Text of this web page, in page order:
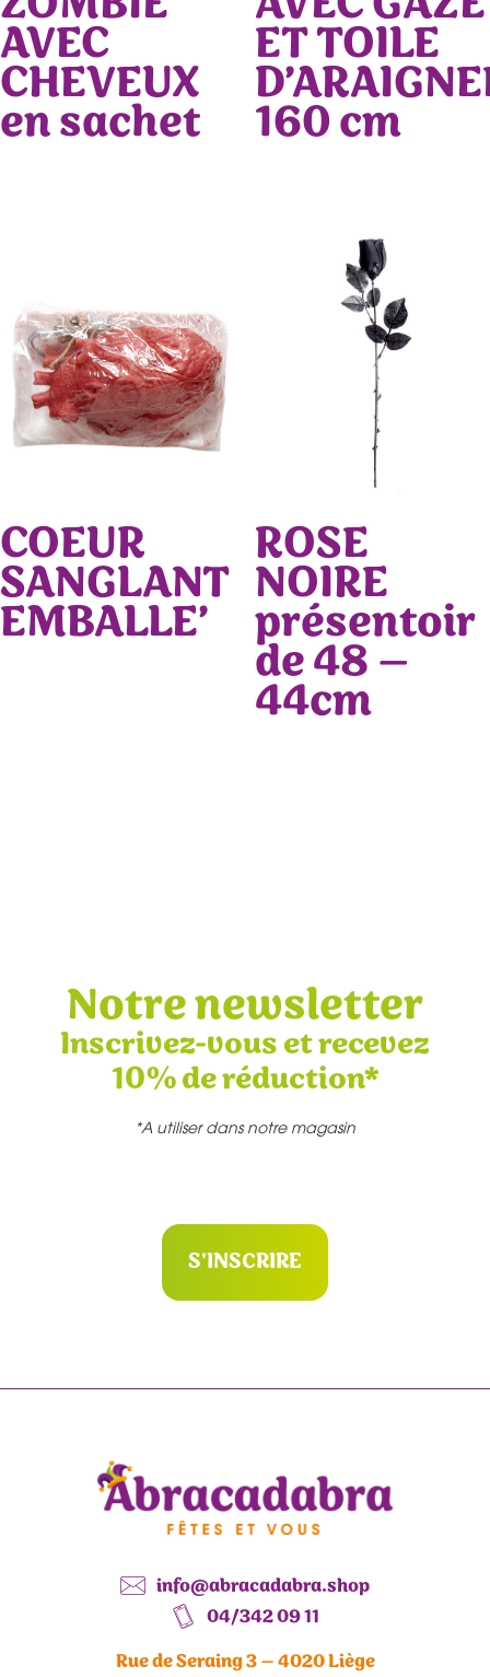
AVEC
CHEVEUX
en sachet
ET TOILE
160 cm
COEUR
SANGLANT
EMBALLE’
ROSE
NOIRE
présentoir
de 48 –
44cm
Notre newsletter
Inscrivez-vous et recevez
10% de réduction*
*A utiliser dans notre magasin
S'INSCRIRE
info@abracadabra.shop
04/342 09 11
Rue de Seraing 3 – 4020 Liège